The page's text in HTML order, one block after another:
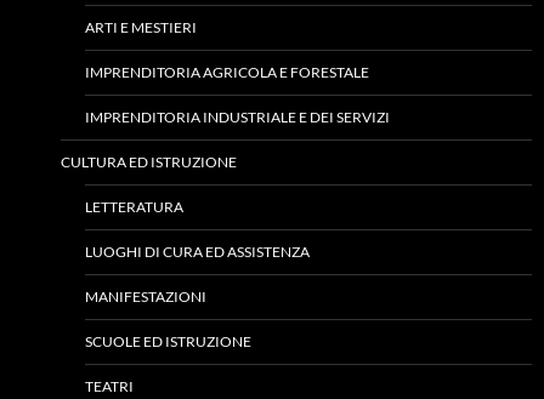
ARTI E MESTIERI
IMPRENDITORIA AGRICOLA E FORESTALE
IMPRENDITORIA INDUSTRIALE E DEI SERVIZI
CULTURA ED ISTRUZIONE
LETTERATURA
LUOGHI DI CURA ED ASSISTENZA
MANIFESTAZIONI
SCUOLE ED ISTRUZIONE
TEATRI